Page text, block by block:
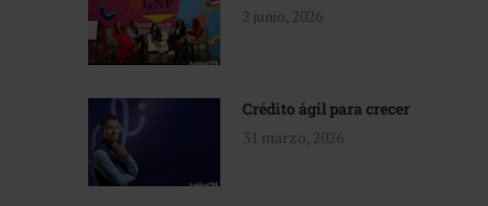
2 junio, 2026
Crédito ágil para crecer
31 marzo, 2026